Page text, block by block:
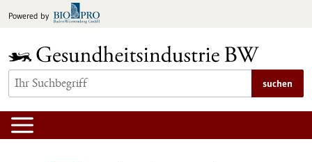
Inhalt
Powered by
suchen